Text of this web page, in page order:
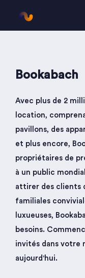
Bookabach
Avec plus de 2
location,
pavillons, des
et plus encore,
propriétaires de
à un public
attirer des clients
familiales
luxueuses,
besoins.
invités dans votre
aujourd'hui.